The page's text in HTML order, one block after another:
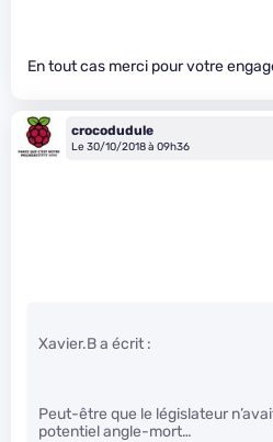
En tout cas merci pour votre
crocodudule
Le 30/10/2018 à 09h36
Xavier.B a écrit :
Peut-être que le législateur
potentiel angle-mort…